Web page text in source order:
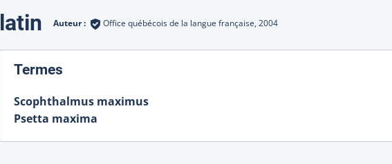
latin Auteur : Office québécois de la langue française, 2004
Termes
Scophthalmus maximus
Psetta maxima